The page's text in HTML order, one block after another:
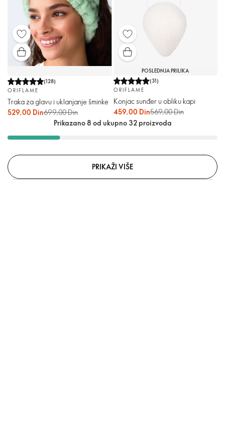
(128)
ORIFLAME
Traka za glavu i uklanjanje šminke
529,00 Din699,00 Din
POSLEDNJA PRILIKA
(31)
ORIFLAME
Konjac sunđer u obliku kapi
459,00 Din569,00 Din
Prikazano 8 od ukupno 32 proizvoda
PRIKAŽI VIŠE